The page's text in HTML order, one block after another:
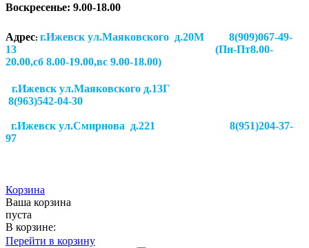
Воскресенье: 9.00-18.00
Адрес: г.Ижевск ул.Маяковского д.20М 8(909)067-49-
13 (Пн-Пт8.00-
20.00,сб 8.00-19.00,вс 9.00-18.00)
г.Ижевск ул.Маяковского д.13Г
8(963)542-04-30
г.Ижевск ул.Смирнова д.221
8(951)204-37-
97
Корзина
Ваша корзина
пуста
В корзине:
Перейти в корзину